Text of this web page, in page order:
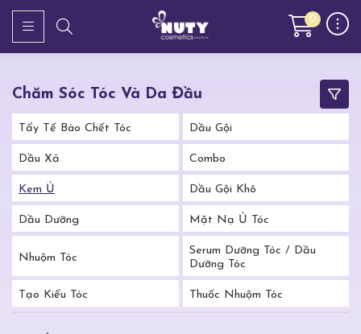
0
Chăm Sóc Tóc Và Da Đầu
Tẩy Tế Bào Chết Tóc Dầu Gội
Dầu Xả Combo
Kem Ủ Dầu Gội Khô
Dầu Dưỡng Mặt Nạ Ủ Tóc
Nhuộm Tóc
Serum Dưỡng Tóc / Dầu
Dưỡng Tóc
Tạo Kiểu Tóc Thuốc Nhuộm Tóc